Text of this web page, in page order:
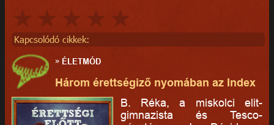
Kapcsolódó cikkek:
» ÉLETMÓD
Három érettségiző nyomában az Index
B. Réka, a miskolci elit-
gimnazista és Tesco-